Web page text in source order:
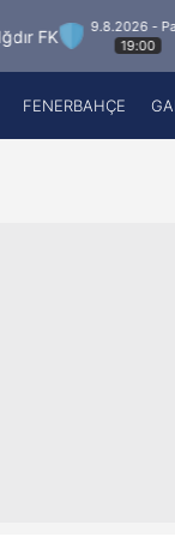
9.8.2026 - Paz
19:00
FENERBAHÇE